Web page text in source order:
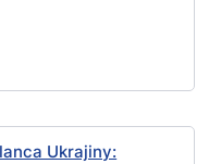
Ukrajiny: